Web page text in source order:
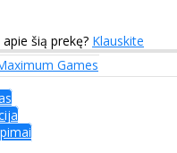
šią prekę? Klauskite
Games